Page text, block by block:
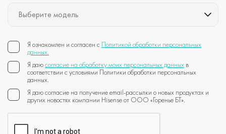
Выберите модель
Я ознакомлен и согласен с Политикой обработки персональных
данных.
Я даюсогласие на обработку моих персональных данных в
соответствии с условиями Политики обработки персональных
данных.
Я даю согласие на получение email-рассылки о новых продуктах и
других новостях компании Hisense от ООО «Горенье БТ».